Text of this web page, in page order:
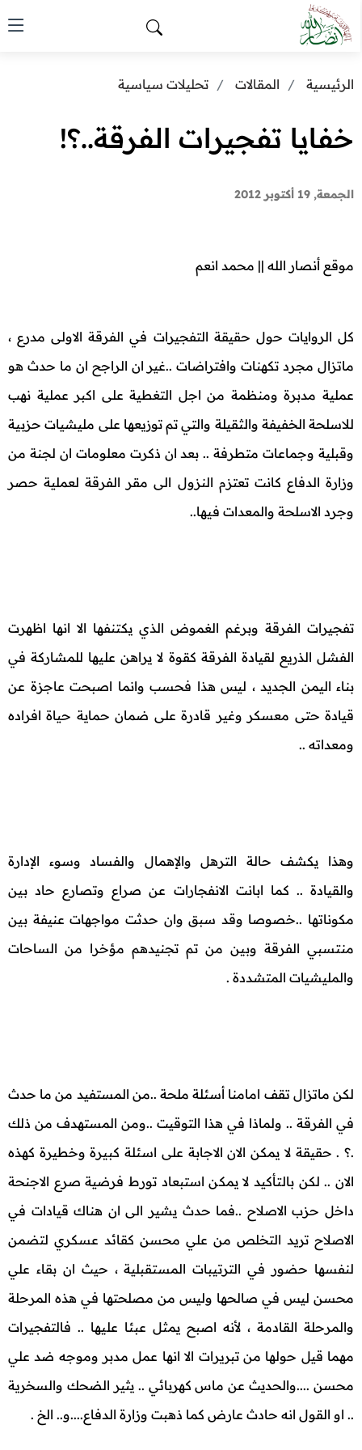
الرئيسية المقالات تحليلات سياسية
خفايا تفجيرات الفرقة..؟!
الجمعة, 19 أكتوبر 2012
موقع أنصار الله || محمد انعم
كل الروايات حول حقيقة التفجيرات في الفرقة الاولى مدرع ،
ماتزال مجرد تكهنات وافتراضات ..غير ان الراجح ان ما حدث هو
عملية مدبرة ومنظمة من اجل التغطية على اكبر عملية نهب
للاسلحة الخفيفة والثقيلة والتي تم توزيعها على مليشيات حزبية
وقبلية وجماعات متطرفة .. بعد ان ذكرت معلومات ان لجنة من
وزارة الدفاع كانت تعتزم النزول الى مقر الفرقة لعملية حصر
وجرد الاسلحة والمعدات فيها..
تفجيرات الفرقة وبرغم الغموض الذي يكتنفها الا انها اظهرت
الفشل الذريع لقيادة الفرقة كقوة لا يراهن عليها للمشاركة في
بناء اليمن الجديد ، ليس هذا فحسب وانما اصبحت عاجزة عن
قيادة حتى معسكر وغير قادرة على ضمان حماية حياة افراده
ومعداته ..
وهذا يكشف حالة الترهل والإهمال والفساد وسوء الإدارة
والقيادة .. كما ابانت الانفجارات عن صراع وتصارع حاد بين
مكوناتها ..خصوصا وقد سبق وان حدثت مواجهات عنيفة بين
منتسبي الفرقة وبين من تم تجنيدهم مؤخرا من الساحات
والمليشيات المتشددة .
لكن ماتزال تقف امامنا أسئلة ملحة ..من المستفيد من ما حدث
في الفرقة .. ولماذا في هذا التوقيت ..ومن المستهدف من ذلك
.؟ . حقيقة لا يمكن الان الاجابة على اسئلة كبيرة وخطيرة كهذه
الان .. لكن بالتأكيد لا يمكن استبعاد تورط فرضية صرع الاجنحة
داخل حزب الاصلاح ..فما حدث يشير الى ان هناك قيادات في
الاصلاح تريد التخلص من علي محسن كقائد عسكري لتضمن
لنفسها حضور في الترتيبات المستقبلية ، حيث ان بقاء علي
محسن ليس في صالحها وليس من مصلحتها في هذه المرحلة
والمرحلة القادمة ، لأنه اصبح يمثل عبئا عليها .. فالتفجيرات
مهما قيل حولها من تبريرات الا انها عمل مدبر وموجه ضد علي
محسن ....والحديث عن ماس كهربائي .. يثير الضحك والسخرية
.. او القول انه حادث عارض كما ذهبت وزارة الدفاع....و.. الخ .